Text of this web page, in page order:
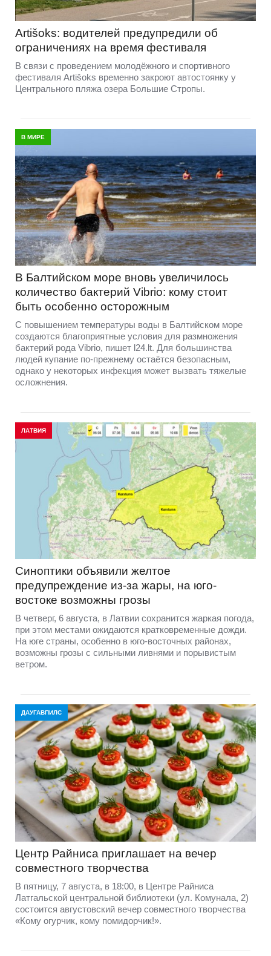
Artišoks: водителей предупредили об
ограничениях на время фестиваля
В связи с проведением молодёжного и спортивного
фестиваля Artišoks временно закроют автостоянку у
Центрального пляжа озера Большие Стропы.
В МИРЕ
В Балтийском море вновь увеличилось
количество бактерий Vibrio: кому стоит
быть особенно осторожным
С повышением температуры воды в Балтийском море
создаются благоприятные условия для размножения
бактерий рода Vibrio, пишет l24.lt. Для большинства
людей купание по-прежнему остаётся безопасным,
однако у некоторых инфекция может вызвать тяжелые
осложнения.
ЛАТВИЯ
Синоптики объявили желтое
предупреждение из-за жары, на юго-
востоке возможны грозы
В четверг, 6 августа, в Латвии сохранится жаркая погода,
при этом местами ожидаются кратковременные дожди.
На юге страны, особенно в юго-восточных районах,
возможны грозы с сильными ливнями и порывистым
ветром.
ДАУГАВПИЛС
Центр Райниса приглашает на вечер
совместного творчества
В пятницу, 7 августа, в 18:00, в Центре Райниса
Латгальской центральной библиотеки (ул. Комунала, 2)
состоится августовский вечер совместного творчества
«Кому огурчик, кому помидорчик!».